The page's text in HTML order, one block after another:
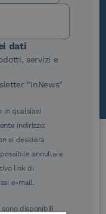
mondo della
dati
servizi e
"InNews"
in qualsiasi
indirizzo:
si desidera
annullare
link di
e-mail.
disponibili